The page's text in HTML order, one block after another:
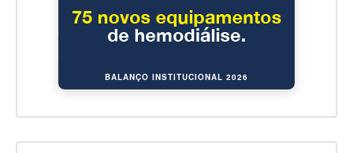
BALANÇO INSTITUCIONAL 2026